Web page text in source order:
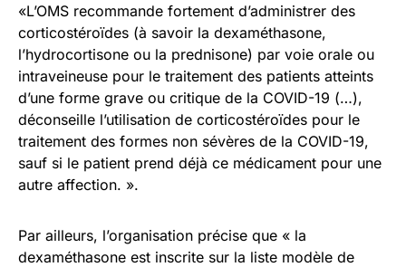
«L’OMS recommande fortement d’administrer des
corticostéroïdes (à savoir la dexaméthasone,
l’hydrocortisone ou la prednisone) par voie orale ou
intraveineuse pour le traitement des patients atteints
d’une forme grave ou critique de la COVID-19 (…),
déconseille l’utilisation de corticostéroïdes pour le
traitement des formes non sévères de la COVID-19,
sauf si le patient prend déjà ce médicament pour une
autre affection. ».
Par ailleurs, l’organisation précise que « la
dexaméthasone est inscrite sur la liste modèle de